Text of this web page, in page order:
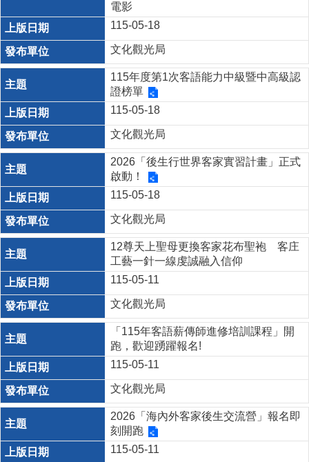
電影
115-05-18
文化觀光局
115年度第1次客語能力中級暨中高級認
證榜單
115-05-18
文化觀光局
2026「後生行世界客家實習計畫」正式
啟動！
115-05-18
文化觀光局
12尊天上聖母更換客家花布聖袍 客庄
工藝一針一線虔誠融入信仰
115-05-11
文化觀光局
「115年客語薪傳師進修培訓課程」開
跑，歡迎踴躍報名!
115-05-11
文化觀光局
2026「海內外客家後生交流營」報名即
刻開跑
115-05-11